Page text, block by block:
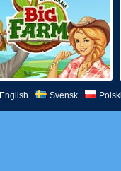
English Svensk